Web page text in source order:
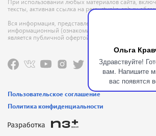
Ольга
Здравствуйте!
вам. Напишите
вас появятся
тексты, активная ссылка на pereustupka-spb.ru
Вся информация, представленная на данном сайте,
информационный (ознакомительный) характер и ни
является публичной офертой, определяемой
Пользовательское соглашение
Политика конфиденциальности